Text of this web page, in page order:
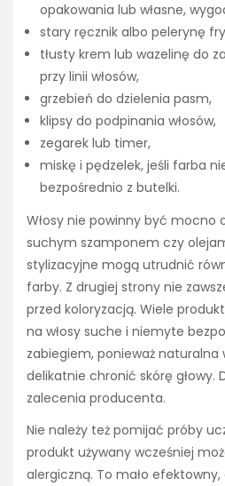
opakowania lub własne,
stary ręcznik albo pelerynę
tłusty krem lub wazelinę do
przy linii włosów,
grzebień do dzielenia pasm,
klipsy do podpinania włosów,
zegarek lub timer,
miskę i pędzelek, jeśli farba
bezpośrednio z butelki.
Włosy nie powinny być mocno
suchym szamponem czy
stylizacyjne mogą utrudnić
farby. Z drugiej strony nie
przed koloryzacją. Wiele
na włosy suche i niemyte
zabiegiem, ponieważ
delikatnie chronić skórę głowy.
zalecenia producenta.
Nie należy też pomijać próby
produkt używany wcześniej
alergiczną. To mało